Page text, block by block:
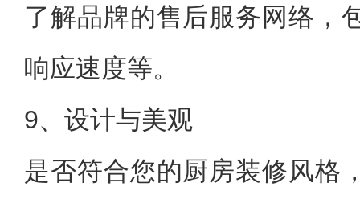
了解品牌的售后服务网络，
响应速度等。
9、设计与美观
是否符合您的厨房装修风格